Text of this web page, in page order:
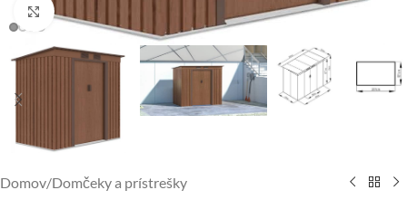
Click to enlarge
Domov/Domčeky a prístrešky